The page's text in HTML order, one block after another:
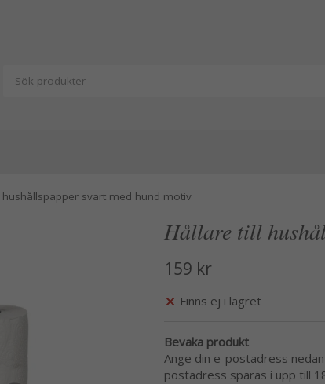
hushållspapper svart med hund motiv
Hållare till
159 kr
Finns ej i lagret
Bevaka produkt
Ange din e-postadress
postadress sparas i upp till